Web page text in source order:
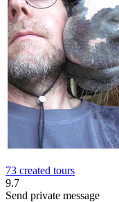
73 created tours
9.7
Send private message